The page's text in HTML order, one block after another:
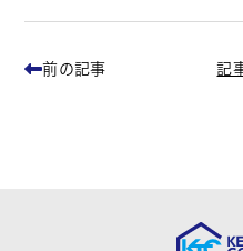
前の記事 記